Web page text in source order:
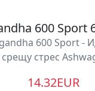
600 Sport
600 Sport -
стрес
14.32EUR